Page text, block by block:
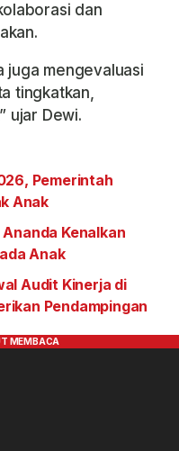
dan
juga mengevaluasi
tingkatkan,
ujar Dewi.
Pemerintah
Anak
Kenalkan
Anak
Audit Kinerja di
Pendampingan